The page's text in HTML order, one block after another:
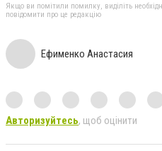
Якщо ви помітили помилку, виділіть
повідомити про це редакцію
Ефименко Анастасия
Авторизуйтесь, щоб оцінити